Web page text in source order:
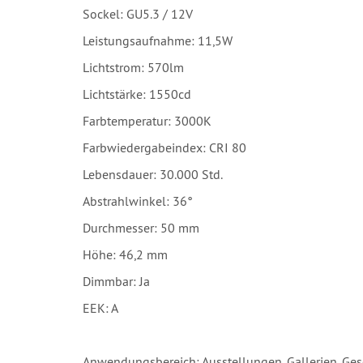
Sockel: GU5.3 / 12V
Leistungsaufnahme: 11,5W
Lichtstrom: 570lm
Lichtstärke: 1550cd
Farbtemperatur: 3000K
Farbwiedergabeindex: CRI 80
Lebensdauer: 30.000 Std.
Abstrahlwinkel: 36°
Durchmesser: 50 mm
Höhe: 46,2 mm
Dimmbar: Ja
EEK: A